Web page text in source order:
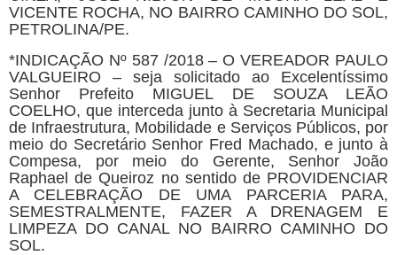
VICENTE ROCHA, NO BAIRRO CAMINHO DO SOL,
PETROLINA/PE.
*INDICAÇÃO Nº 587 /2018 – O VEREADOR PAULO
VALGUEIRO – seja solicitado ao Excelentíssimo
Senhor Prefeito MIGUEL DE SOUZA LEÃO
COELHO, que interceda junto à Secretaria Municipal
de Infraestrutura, Mobilidade e Serviços Públicos, por
meio do Secretário Senhor Fred Machado, e junto à
Compesa, por meio do Gerente, Senhor João
Raphael de Queiroz no sentido de PROVIDENCIAR
A CELEBRAÇÃO DE UMA PARCERIA PARA,
SEMESTRALMENTE, FAZER A DRENAGEM E
LIMPEZA DO CANAL NO BAIRRO CAMINHO DO
SOL.